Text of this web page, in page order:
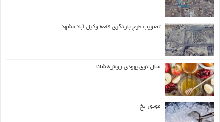
تصویب طرح بازنگری قلعه وکیل آباد مشهد
سال نوی یهودی روش‌هشانا
موتور یخ